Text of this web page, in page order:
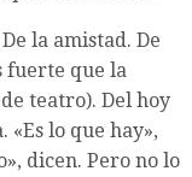
la amistad. De
fuerte que la
teatro). Del hoy
«Es lo que hay»,
dicen. Pero no lo